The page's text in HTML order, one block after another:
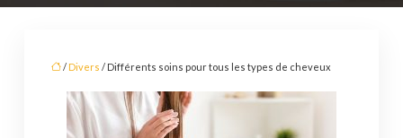
/ Divers / Différents soins pour tous les types de cheveux